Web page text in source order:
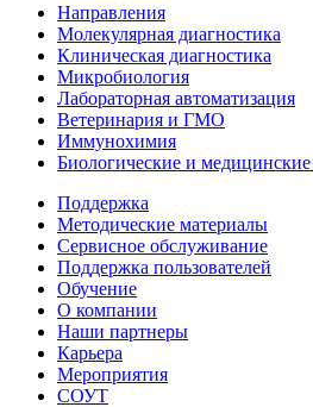
Направления
Молекулярная диагностика
Клиническая диагностика
Микробиология
Лабораторная автоматизация
Ветеринария и ГМО
Иммунохимия
Биологические и медицинские
Поддержка
Методические материалы
Сервисное обслуживание
Поддержка пользователей
Обучение
О компании
Наши партнеры
Карьера
Мероприятия
СОУТ